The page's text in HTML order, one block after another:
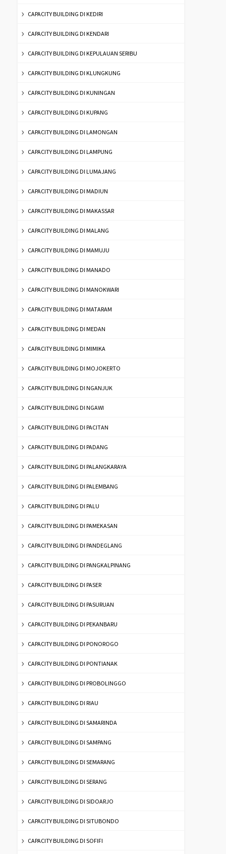
CAPACITY BUILDING DI KEDIRI
CAPACITY BUILDING DI KENDARI
CAPACITY BUILDING DI KEPULAUAN SERIBU
CAPACITY BUILDING DI KLUNGKUNG
CAPACITY BUILDING DI KUNINGAN
CAPACITY BUILDING DI KUPANG
CAPACITY BUILDING DI LAMONGAN
CAPACITY BUILDING DI LAMPUNG
CAPACITY BUILDING DI LUMAJANG
CAPACITY BUILDING DI MADIUN
CAPACITY BUILDING DI MAKASSAR
CAPACITY BUILDING DI MALANG
CAPACITY BUILDING DI MAMUJU
CAPACITY BUILDING DI MANADO
CAPACITY BUILDING DI MANOKWARI
CAPACITY BUILDING DI MATARAM
CAPACITY BUILDING DI MEDAN
CAPACITY BUILDING DI MIMIKA
CAPACITY BUILDING DI MOJOKERTO
CAPACITY BUILDING DI NGANJUK
CAPACITY BUILDING DI NGAWI
CAPACITY BUILDING DI PACITAN
CAPACITY BUILDING DI PADANG
CAPACITY BUILDING DI PALANGKARAYA
CAPACITY BUILDING DI PALEMBANG
CAPACITY BUILDING DI PALU
CAPACITY BUILDING DI PAMEKASAN
CAPACITY BUILDING DI PANDEGLANG
CAPACITY BUILDING DI PANGKALPINANG
CAPACITY BUILDING DI PASER
CAPACITY BUILDING DI PASURUAN
CAPACITY BUILDING DI PEKANBARU
CAPACITY BUILDING DI PONOROGO
CAPACITY BUILDING DI PONTIANAK
CAPACITY BUILDING DI PROBOLINGGO
CAPACITY BUILDING DI RIAU
CAPACITY BUILDING DI SAMARINDA
CAPACITY BUILDING DI SAMPANG
CAPACITY BUILDING DI SEMARANG
CAPACITY BUILDING DI SERANG
CAPACITY BUILDING DI SIDOARJO
CAPACITY BUILDING DI SITUBONDO
CAPACITY BUILDING DI SOFIFI